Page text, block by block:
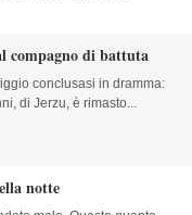
compagno di battuta
conclusasi in dramma:
di Jerzu, è rimasto...
notte